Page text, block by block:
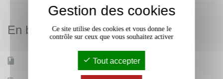
En bref
Oui
Gestion des cookies
Ce site utilise des cookies et vous donne le
contrôle sur ceux que vous souhaitez activer
Tout accepter